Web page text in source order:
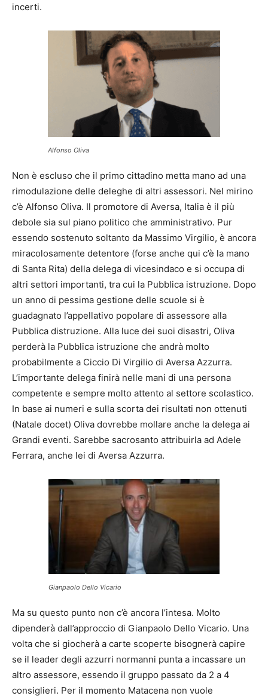
incerti.
Alfonso Oliva
Non è escluso che il primo cittadino metta mano ad una
rimodulazione delle deleghe di altri assessori. Nel mirino
c’è Alfonso Oliva. Il promotore di Aversa, Italia è il più
debole sia sul piano politico che amministrativo. Pur
essendo sostenuto soltanto da Massimo Virgilio, è ancora
miracolosamente detentore (forse anche qui c’è la mano
di Santa Rita) della delega di vicesindaco e si occupa di
altri settori importanti, tra cui la Pubblica istruzione. Dopo
un anno di pessima gestione delle scuole si è
guadagnato l’appellativo popolare di assessore alla
Pubblica distruzione. Alla luce dei suoi disastri, Oliva
perderà la Pubblica istruzione che andrà molto
probabilmente a Ciccio Di Virgilio di Aversa Azzurra.
L’importante delega finirà nelle mani di una persona
competente e sempre molto attento al settore scolastico.
In base ai numeri e sulla scorta dei risultati non ottenuti
(Natale docet) Oliva dovrebbe mollare anche la delega ai
Grandi eventi. Sarebbe sacrosanto attribuirla ad Adele
Ferrara, anche lei di Aversa Azzurra.
Gianpaolo Dello Vicario
Ma su questo punto non c’è ancora l’intesa. Molto
dipenderà dall’approccio di Gianpaolo Dello Vicario. Una
volta che si giocherà a carte scoperte bisognerà capire
se il leader degli azzurri normanni punta a incassare un
altro assessore, essendo il gruppo passato da 2 a 4
consiglieri. Per il momento Matacena non vuole